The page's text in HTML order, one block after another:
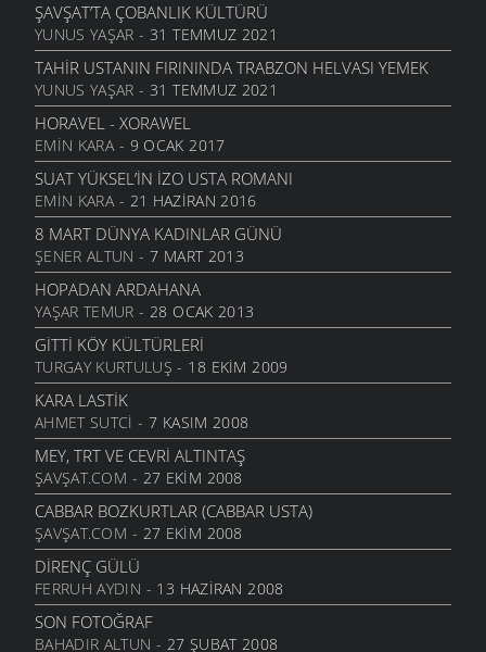
ŞAVŞAT’TA ÇOBANLIK KÜLTÜRÜ
YUNUS YAŞAR - 31 TEMMUZ 2021
TAHIR USTANIN FIRININDA TRABZON HELVASI YEMEK
YUNUS YAŞAR - 31 TEMMUZ 2021
HORAVEL - XORAWEL
EMIN KARA- 9 OCAK 2017
SUAT YÜKSEL’IN İZO USTA ROMANI
EMIN KARA- 21 HAZIRAN 2016
8 MART DÜNYA KADINLAR GÜNÜ
ŞENER ALTUN - 7 MART 2013
HOPADAN ARDAHANA
YAŞAR TEMUR - 28 OCAK 2013
GITTI KÖY KÜLTÜRLERI
TURGAY KURTULUŞ - 18 EKIM 2009
KARA LASTIK
AHMET SUTCI - 7 KASIM 2008
MEY, TRT VE CEVRI ALTINTAŞ
ŞAVŞAT.COM - 27 EKIM 2008
CABBAR BOZKURTLAR (CABBAR USTA)
ŞAVŞAT.COM - 27 EKIM 2008
DIRENÇ GÜLÜ
FERRUH AYDIN - 13 HAZIRAN 2008
SON FOTOĞRAF
BAHADIR ALTUN - 27 ŞUBAT 2008